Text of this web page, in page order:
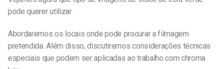
pode querer utilizar.
Abordaremos os locais onde pode procurar a filmagem
pretendida. Além disso, discutiremos considerações técnicas
especiais que podem ser aplicadas ao trabalho com chroma